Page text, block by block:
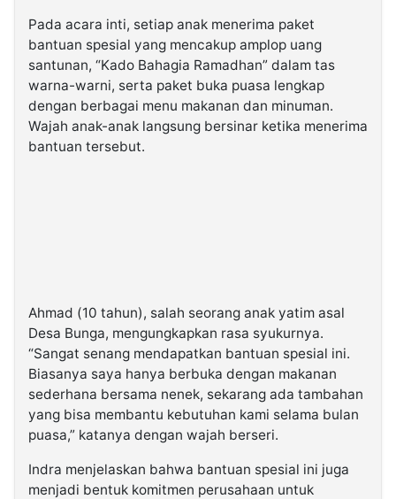
Pada acara inti, setiap anak menerima paket
bantuan spesial yang mencakup amplop uang
santunan, “Kado Bahagia Ramadhan” dalam tas
warna-warni, serta paket buka puasa lengkap
dengan berbagai menu makanan dan minuman.
Wajah anak-anak langsung bersinar ketika menerima
bantuan tersebut.
Ahmad (10 tahun), salah seorang anak yatim asal
Desa Bunga, mengungkapkan rasa syukurnya.
“Sangat senang mendapatkan bantuan spesial ini.
Biasanya saya hanya berbuka dengan makanan
sederhana bersama nenek, sekarang ada tambahan
yang bisa membantu kebutuhan kami selama bulan
puasa,” katanya dengan wajah berseri.
Indra menjelaskan bahwa bantuan spesial ini juga
menjadi bentuk komitmen perusahaan untuk